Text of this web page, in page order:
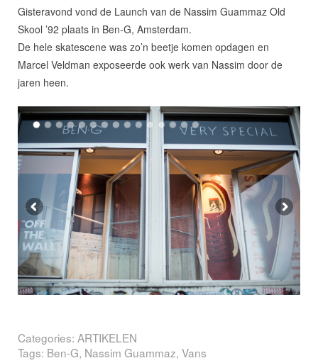
Gisteravond vond de Launch van de Nassim Guammaz Old
Skool ’92 plaats in Ben-G, Amsterdam.
De hele skatescene was zo’n beetje komen opdagen en
Marcel Veldman exposeerde ook werk van Nassim door de
jaren heen.
Categories: ARTIKELEN
Tags: Ben-G, Nassim Guammaz, Vans